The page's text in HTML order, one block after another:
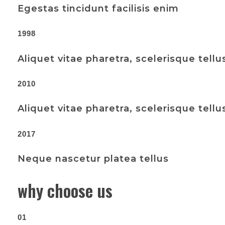
Egestas tincidunt facilisis enim
1998
Aliquet vitae pharetra, scelerisque
2010
Aliquet vitae pharetra, scelerisque
2017
Neque nascetur platea tellus
why choose us
01